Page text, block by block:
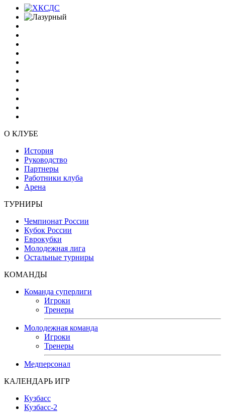
О КЛУБЕ
История
Руководство
Партнеры
Работники клуба
Арена
ТУРНИРЫ
Чемпионат России
Кубок России
Еврокубки
Молодежная лига
Остальные турниры
КОМАНДЫ
Команда суперлиги
Игроки
Тренеры
Молодежная команда
Игроки
Тренеры
Медперсонал
КАЛЕНДАРЬ ИГР
Кузбасс
Кузбасс-2